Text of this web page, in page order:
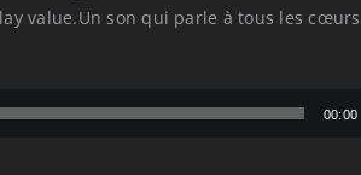
value.Un son qui parle à tous les
00:00